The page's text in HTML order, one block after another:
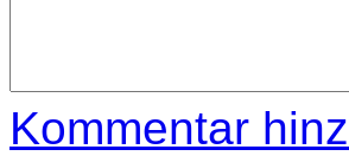
Kommentar